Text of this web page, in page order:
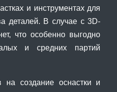
и инструментах для
деталей. В случае с 3D-
что особенно выгодно
и средних партий
на создание оснастки и